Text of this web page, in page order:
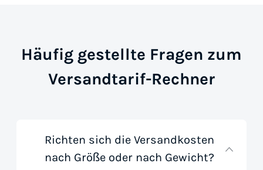
Häufig gestellte Fragen zum
Versandtarif-Rechner
Richten sich die Versandkosten
nach Größe oder nach Gewicht?